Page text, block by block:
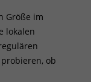
Größe im
lokalen
ob